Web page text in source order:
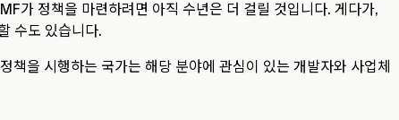
가 정책을 마련하려면 아직 수년은 더 걸릴 것입니다. 게다가,
수도 있습니다.
을 시행하는 국가는 해당 분야에 관심이 있는 개발자와 사업체